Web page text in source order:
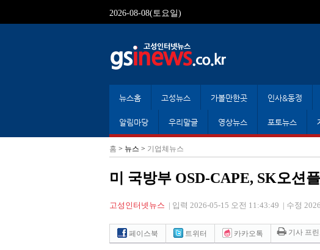
2026-08-08(토요일)
뉴스홈 고성뉴스 가볼만한곳 인사&동정
알림마당 우리말글 영상뉴스 포토뉴스
홈 > 뉴스 > 기업체뉴스
미 국방부 OSD-CAPE, SK오션
고성인터넷뉴스 입력 2026-05-15 오전 11:43:49 수정
페이스북 트위터 카카오톡 기사 프린